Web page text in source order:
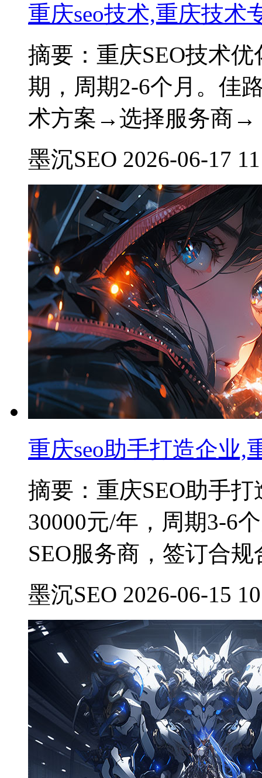
重庆seo技术,重庆技术
摘要：重庆SEO技术
期，周期2-6个月。佳
术方案→选择服务商→
墨沉SEO 2026-06-17
重庆seo助手打造企业,
摘要：重庆SEO助手
30000元/年，周期3-6
SEO服务商，签订合规
墨沉SEO 2026-06-15